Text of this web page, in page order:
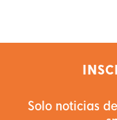
Solo noticias